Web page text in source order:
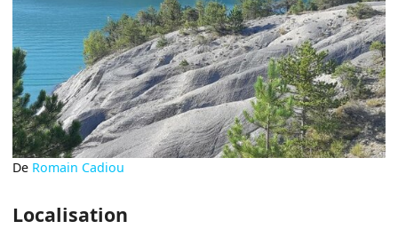
De Romain Cadiou
Localisation